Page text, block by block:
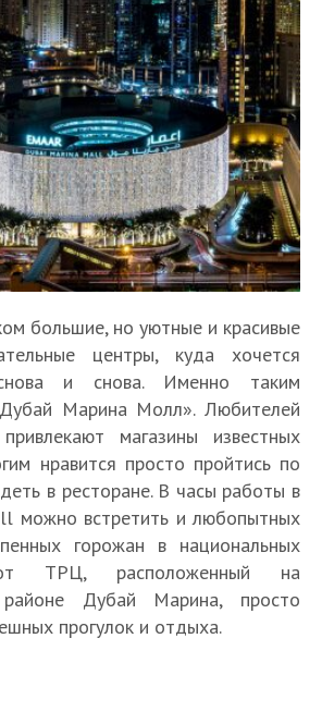
большие, но уютные и красивые
центры, куда хочется
и снова. Именно таким
Марина Молл». Любителей
магазины известных
нравится просто пройтись по
в ресторане. В часы работы в
можно встретить и любопытных
горожан в национальных
ТРЦ, расположенный на
Дубай Марина, просто
прогулок и отдыха.